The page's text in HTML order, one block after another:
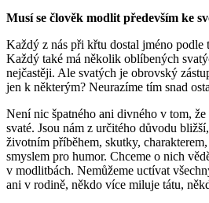
Musí se člověk modlit především ke
Každý z nás při křtu dostal jméno podle
Každý také má několik oblíbených
nejčastěji. Ale svatých je obrovský
jen k některým? Neurazíme tím snad
Není nic špatného ani divného v tom,
svaté. Jsou nám z určitého důvodu
životním příběhem, skutky,
smyslem pro humor. Chceme o nich
v modlitbách. Nemůžeme uctívat
ani v rodině, někdo více miluje tátu,